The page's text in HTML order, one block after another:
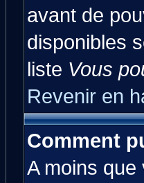
avant de
disponibles
liste Vous
Revenir en
Comment
A moins